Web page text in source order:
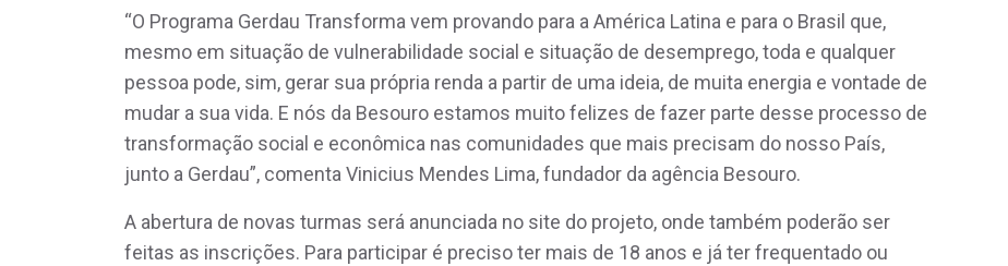
“O Programa Gerdau Transforma vem provando para a América Latina e para o Brasil que,
mesmo em situação de vulnerabilidade social e situação de desemprego, toda e qualquer
pessoa pode, sim, gerar sua própria renda a partir de uma ideia, de muita energia e vontade de
mudar a sua vida. E nós da Besouro estamos muito felizes de fazer parte desse processo de
transformação social e econômica nas comunidades que mais precisam do nosso País,
junto a Gerdau”, comenta Vinicius Mendes Lima, fundador da agência Besouro.
A abertura de novas turmas será anunciada no site do projeto, onde também poderão ser
feitas as inscrições. Para participar é preciso ter mais de 18 anos e já ter frequentado ou